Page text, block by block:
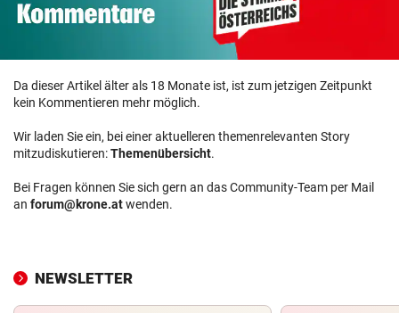
Da dieser Artikel älter als 18 Monate ist, ist zum jetzigen Zeitpunkt
kein Kommentieren mehr möglich.
Wir laden Sie ein, bei einer aktuelleren themenrelevanten Story
mitzudiskutieren:Themenübersicht.
Bei Fragen können Sie sich gern an das Community-Team per Mail
an forum@krone.atwenden.
NEWSLETTER